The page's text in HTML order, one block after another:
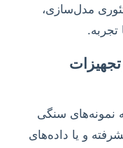
مدل‌سازی،
نمونه‌های سنگی
و یا داده‌های